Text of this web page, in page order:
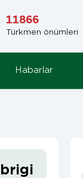
11866
Türkmen önümleri
Habarlar